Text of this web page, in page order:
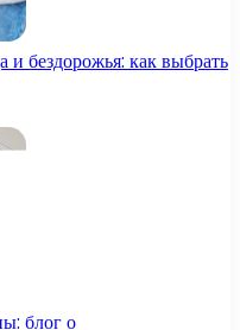
и бездорожья: как выбрать
блог о